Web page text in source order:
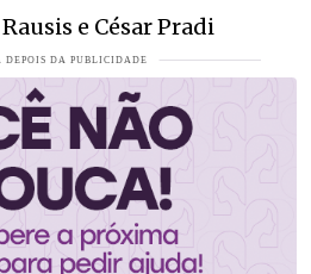
e César Pradi